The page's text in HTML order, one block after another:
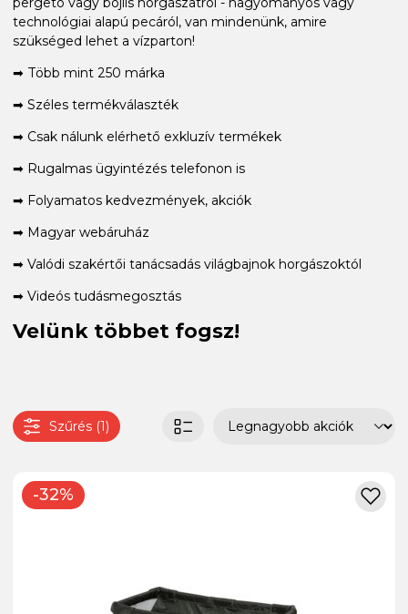
technológiai alapú pecáról, van mindenünk, amire
szükséged lehet a vízparton!
➡ Több mint 250 márka
➡ Széles termékválaszték
➡ Csak nálunk elérhető exkluzív termékek
➡ Rugalmas ügyintézés telefonon is
➡ Folyamatos kedvezmények, akciók
➡ Magyar webáruház
➡ Valódi szakértői tanácsadás világbajnok horgászoktól
➡ Videós tudásmegosztás
Velünk többet fogsz!
Szűrés (1)
-32%